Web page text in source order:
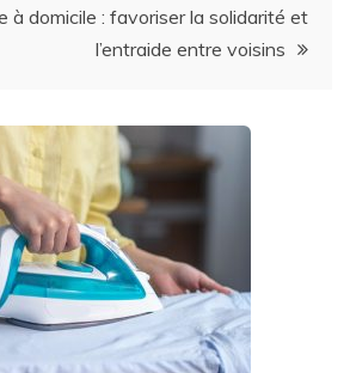
à domicile : favoriser la solidarité et
l’entraide entre voisins